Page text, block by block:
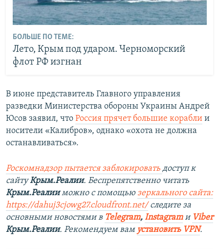
БОЛЬШЕ ПО ТЕМЕ:
Лето, Крым под ударом. Черноморский
флот РФ изгнан
В июне представитель Главного управления
разведки Министерства обороны Украины Андрей
Юсов заявил, что Россия прячет большие корабли и
носители «Калибров», однако «охота не должна
останавливаться».
Роскомнадзор пытается заблокировать доступ к
сайтуКрым.Реалии. Беспрепятственно читать
Крым.Реалииможно с помощью зеркального сайта:
https://dahuj3cjowg27.cloudfront.net/следите за
основными новостями в Telegram, Instagramи Viber
Крым.Реалии. Рекомендуем вам установить VPN.